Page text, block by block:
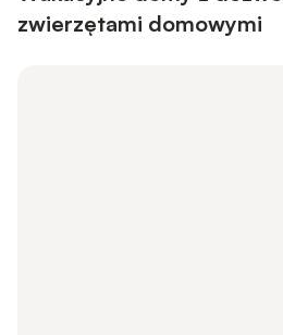
zwierzętami domowymi